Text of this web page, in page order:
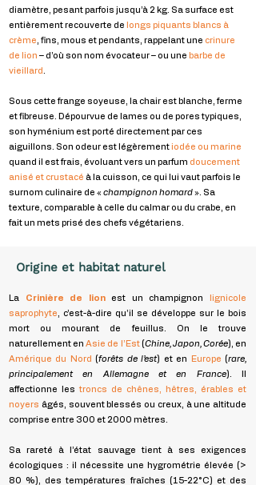
diamètre, pesant parfois jusqu’à 2 kg. Sa surface est
entièrement recouverte de
longs piquants blancs à
crème , fins, mous et pendants, rappelant une crinure
de lion – d’où son nom évocateur – ou une barbe de
vieillard
Sous cette frange soyeuse, la chair est blanche, ferme
et fibreuse. Dépourvue de lames ou de pores typiques,
son hyménium est porté directement par ces
aiguillons. Son odeur est légèrementiodée ou marine
quand il est frais, évoluant vers un parfum doucement
anisé et crustacé à la cuisson, ce qui lui vaut parfois le
surnom culinaire de « champignon homard». Sa
texture, comparable à celle du calmar ou du crabe, en
fait un mets prisé des chefs végétariens.
Origine et habitat naturel
La Crinière de lionest un champignon
lignicole
saprophyte , c’est-à-dire qu’il se développe sur le bois
mort ou mourant de feuillus. On le trouve
naturellement enAsie de l’Est(Chine, Japon, Corée), en
Amérique du Nord (forêts de l’est) et en Europe (rare,
principalement en Allemagne et en France). Il
affectionne lestroncs de chênes, hêtres, érables et
noyers âgés, souvent blessés ou creux, à une altitude
comprise entre 300 et 2000 mètres.
Sa rareté à l’état sauvage tient à ses exigences
écologiques : il nécessite une hygrométrie élevée (>
80 %), des températures fraîches (15-22°C) et des